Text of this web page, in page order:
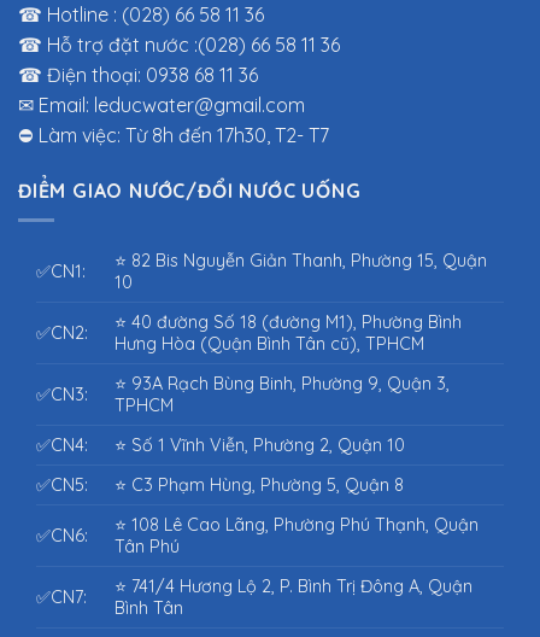
☎ Hotline : (028) 66 58 11 36
☎ Hỗ trợ đặt nước :(028) 66 58 11 36
☎ Điện thoại: 0938 68 11 36
✉ Email: leducwater@gmail.com
⛔ Làm việc: Từ 8h đến 17h30, T2- T7
ĐIỂM GIAO NƯỚC/ĐỔI NƯỚC UỐNG
✅CN1:
⭐ 82 Bis Nguyễn Giản Thanh, Phường 15, Quận
10
✅CN2:
⭐ 40 đường Số 18 (đường M1), Phường Bình
Hưng Hòa (Quận Bình Tân cũ), TPHCM
✅CN3:
⭐ 93A Rạch Bùng Binh, Phường 9, Quận 3,
TPHCM
✅CN4:
⭐ Số 1 Vĩnh Viễn, Phường 2, Quận 10
✅CN5:
⭐ C3 Phạm Hùng, Phường 5, Quận 8
✅CN6:
⭐ 108 Lê Cao Lãng, Phường Phú Thạnh, Quận
Tân Phú
✅CN7:
⭐ 741/4 Hương Lộ 2, P. Bình Trị Đông A, Quận
Bình Tân